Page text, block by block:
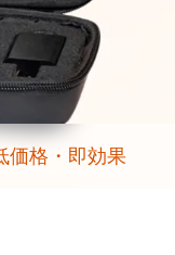
格・即効果